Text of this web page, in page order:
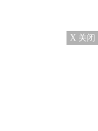
X 关闭